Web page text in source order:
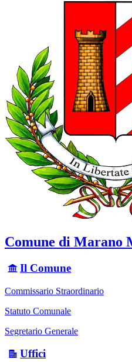
Comune di Marano
Il Comune
Commissario Straordinario
Statuto Comunale
Segretario Generale
Uffici